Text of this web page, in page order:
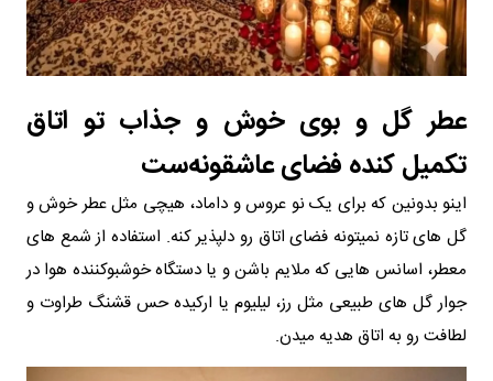
عطر گل و بوی خوش و جذاب تو اتاق
تکمیل کنده فضای عاشقونه‌ست
اینو بدونین که برای یک نو عروس و داماد، هیچی مثل عطر خوش و
گل های تازه نمیتونه فضای اتاق رو دلپذیر کنه. استفاده از شمع های
معطر، اسانس هایی که ملایم باشن و یا دستگاه خوشبوکننده هوا در
جوار گل های طبیعی مثل رز، لیلیوم یا ارکیده حس قشنگ طراوت و
لطافت رو به اتاق هدیه میدن.